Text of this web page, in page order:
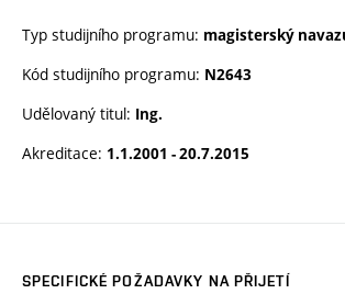
Typ studijního programu: magisterský
Kód studijního programu: N2643
Udělovaný titul: Ing.
Akreditace: 1.1.2001 - 20.7.2015
SPECIFICKÉ POŽADAVKY NA PŘIJETÍ